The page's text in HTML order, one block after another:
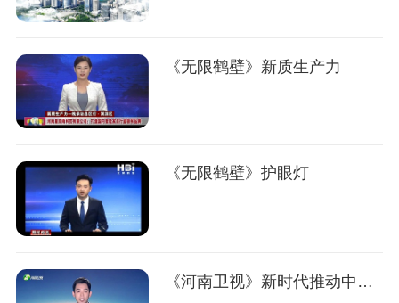
《无限鹤壁》新质生产力
《无限鹤壁》护眼灯
《河南卫视》新时代推动中部地区崛起